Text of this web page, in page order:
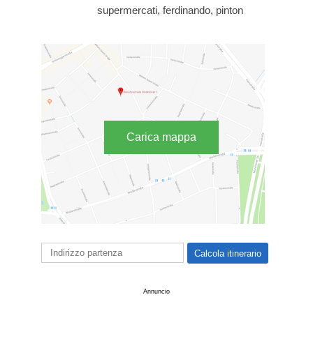
supermercati, ferdinando, pinton
Carica mappa
Annuncio